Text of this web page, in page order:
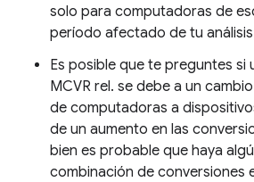
solo para computadoras de
período afectado de tu
Es posible que te preguntes si
MCVR rel. se debe a un
de computadoras a
de un aumento en las
bien es probable que haya
combinación de conversiones